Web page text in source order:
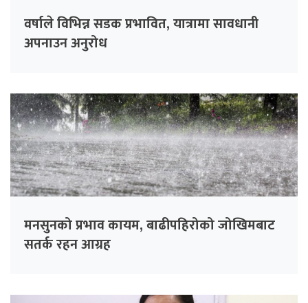
वर्षाले विभिन्न सडक प्रभावित, यात्रामा सावधानी
अपनाउन अनुरोध
मनसुनको प्रभाव कायम, बाढीपहिरोको जोखिमबाट
सतर्क रहन आग्रह